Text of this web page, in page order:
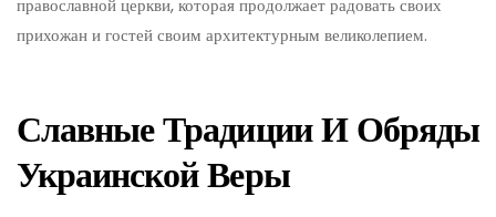
православной церкви, которая продолжает радовать своих
прихожан и гостей своим архитектурным великолепием.
Славные Традиции И Обряды
Украинской Веры